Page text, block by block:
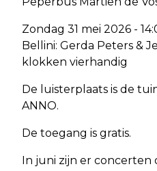
Zondag 31 mei 2026 -
Bellini: Gerda Peters &
klokken vierhandig
De luisterplaats is de
ANNO.
De toegang is gratis.
In juni zijn er concerten